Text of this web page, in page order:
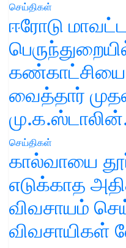
செய்திகள்
ஈரோடு
வைத்தார்
செய்திகள்
கால்வாயை
எடுக்காத
விவசாயம்
விவசாயிகள்